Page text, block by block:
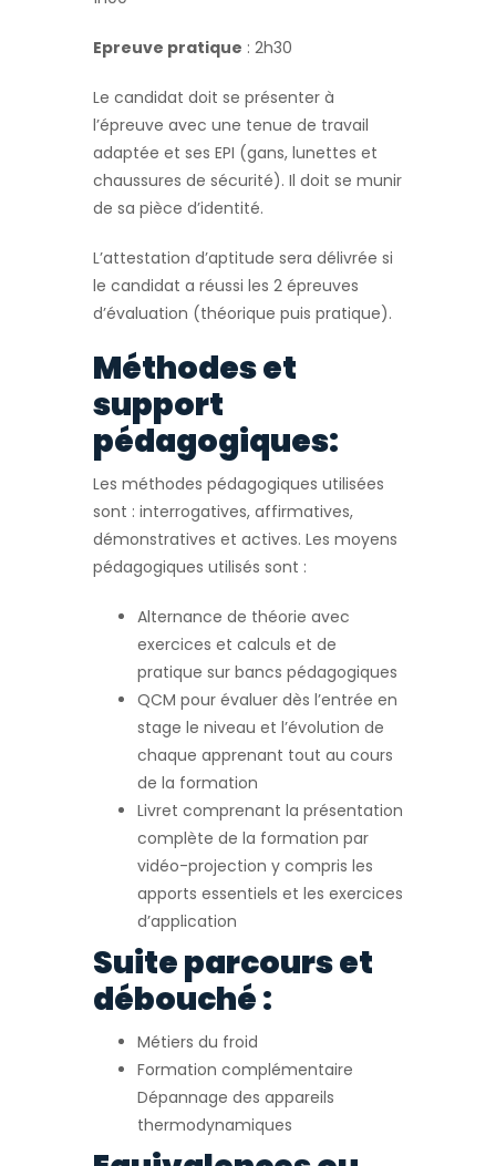
Epreuve pratique : 2h30
Le candidat doit se présenter à
l’épreuve avec une tenue de travail
adaptée et ses EPI (gans, lunettes et
chaussures de sécurité). Il doit se munir
de sa pièce d’identité.
L’attestation d’aptitude sera délivrée si
le candidat a réussi les 2 épreuves
d’évaluation (théorique puis pratique).
Méthodes et
support
pédagogiques:
Les méthodes pédagogiques utilisées
sont : interrogatives, affirmatives,
démonstratives et actives. Les moyens
pédagogiques utilisés sont :
Alternance de théorie avec
exercices et calculs et de
pratique sur bancs pédagogiques
QCM pour évaluer dès l’entrée en
stage le niveau et l’évolution de
chaque apprenant tout au cours
de la formation
Livret comprenant la présentation
complète de la formation par
vidéo-projection y compris les
apports essentiels et les exercices
d’application
Suite parcours et
débouché :
Métiers du froid
Formation complémentaire
Dépannage des appareils
thermodynamiques